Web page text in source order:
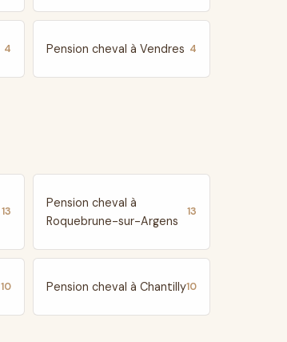
4 Pension cheval à Vendres 4
13
Pension cheval à
Roquebrune-sur-Argens
13
10 Pension cheval à Chantilly10